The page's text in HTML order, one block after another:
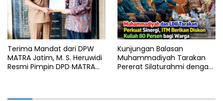
Terima Mandat dari DPW
MATRA Jatim, M. S. Heruwidi
Resmi Pimpin DPD MATRA
Kunjungan Balasan
Muhammadiyah Tarakan
Pererat Silaturahmi dengan